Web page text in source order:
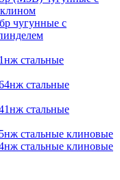
чугунные с
стальные
стальные
стальные
стальные клиновые
стальные клиновые